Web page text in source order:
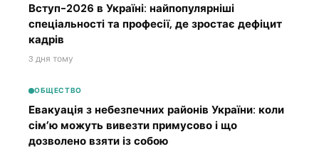
Вступ-2026 в Україні: найпопулярніші
спеціальності та професії, де зростає дефіцит
кадрів
3 дня тому
ОБЩЕСТВО
Евакуація з небезпечних районів України: коли
сім’ю можуть вивезти примусово і що
дозволено взяти із собою